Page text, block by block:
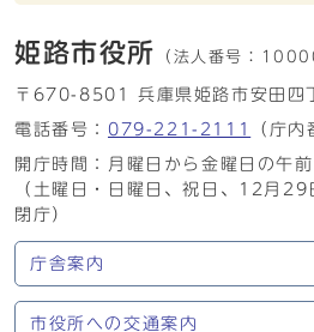
姫路市役所 （法人番号：
〒670-8501 兵庫県姫路市安田四
電話番号： 079-221-2111
（庁内
開庁時間：月曜日から金曜日の午
（土曜日・日曜日、祝日、12月
閉庁）
庁舎案内
市役所への交通案内